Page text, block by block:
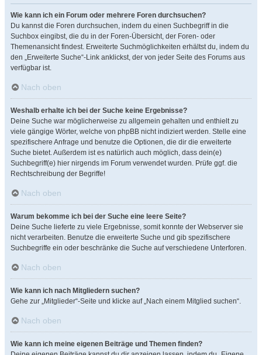
Wie kann ich ein Forum oder mehrere Foren durchsuchen?
Du kannst die Foren durchsuchen, indem du einen Suchbegriff in die
Suchbox eingibst, die du in der Foren-Übersicht, der Foren- oder
Themenansicht findest. Erweiterte Suchmöglichkeiten erhältst du, indem du
den „Erweiterte Suche“-Link anklickst, der von jeder Seite des Forums aus
verfügbar ist.
Nach oben
Weshalb erhalte ich bei der Suche keine Ergebnisse?
Deine Suche war möglicherweise zu allgemein gehalten und enthielt zu
viele gängige Wörter, welche von phpBB nicht indiziert werden. Stelle eine
spezifischere Anfrage und benutze die Optionen, die dir die erweiterte
Suche bietet. Außerdem ist es natürlich auch möglich, dass dein(e)
Suchbegriff(e) hier nirgends im Forum verwendet wurden. Prüfe ggf. die
Rechtschreibung der Begriffe!
Nach oben
Warum bekomme ich bei der Suche eine leere Seite?
Deine Suche lieferte zu viele Ergebnisse, somit konnte der Webserver sie
nicht verarbeiten. Benutze die erweiterte Suche und gib spezifischere
Suchbegriffe ein oder beschränke die Suche auf verschiedene Unterforen.
Nach oben
Wie kann ich nach Mitgliedern suchen?
Gehe zur „Mitglieder“-Seite und klicke auf „Nach einem Mitglied suchen“.
Nach oben
Wie kann ich meine eigenen Beiträge und Themen finden?